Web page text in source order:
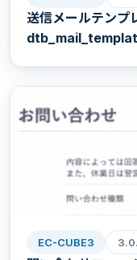
送信メールテンプ
EC-CUBE3